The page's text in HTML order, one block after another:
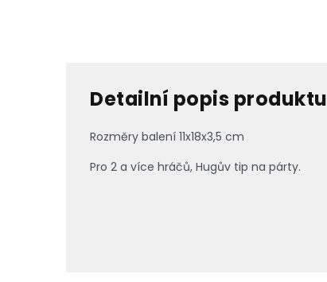
Detailní popis produktu
Rozměry balení 11x18x3,5 cm
Pro 2 a více hráčů, Hugův tip na párty.